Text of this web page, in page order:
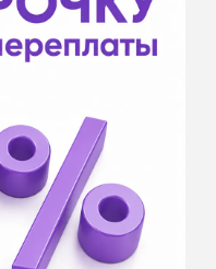
до 12 месяцев
взноса
и удаленно
паспорт РФ
Кредит
Банк,
Совкомбанк.